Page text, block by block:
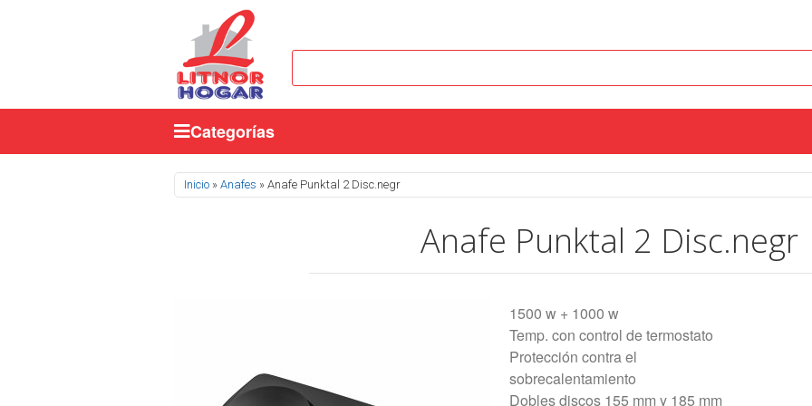
Categorías
Se encuentra usted aquí
Inicio » Anafes » Anafe Punktal 2 Disc.negr
Anafe Punktal 2 Disc.negr
1500 w + 1000 w
Temp. con control de termostato
Protección contra el
sobrecalentamiento
Dobles discos 155 mm y 185 mm